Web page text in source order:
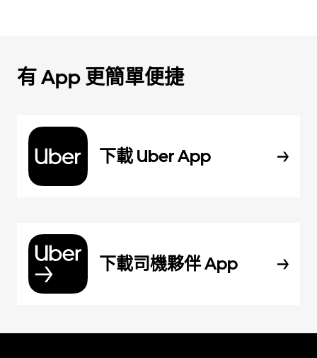
有 App 更簡單便捷
下載 Uber App
下載司機夥伴 App